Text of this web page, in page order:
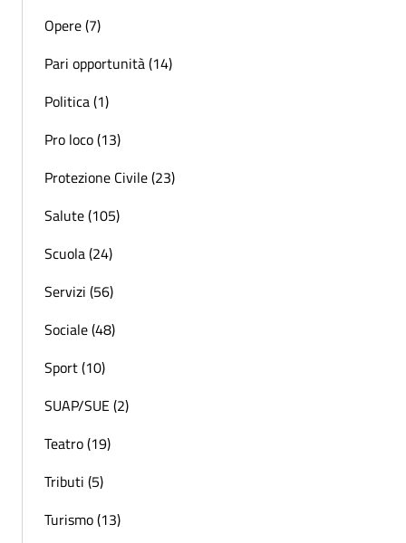
Opere (7)
Pari opportunità (14)
Politica (1)
Pro loco (13)
Protezione Civile (23)
Salute (105)
Scuola (24)
Servizi (56)
Sociale (48)
Sport (10)
SUAP/SUE (2)
Teatro (19)
Tributi (5)
Turismo (13)